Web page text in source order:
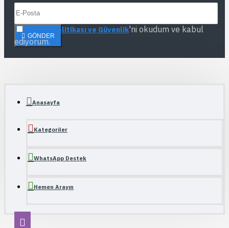
GÖNDER
Gizlilik Politikası ve Güvenlik'ni okudum ve kabul
ediyorum.
Anasayfa
Kategoriler
WhatsApp Destek
Hemen Arayın